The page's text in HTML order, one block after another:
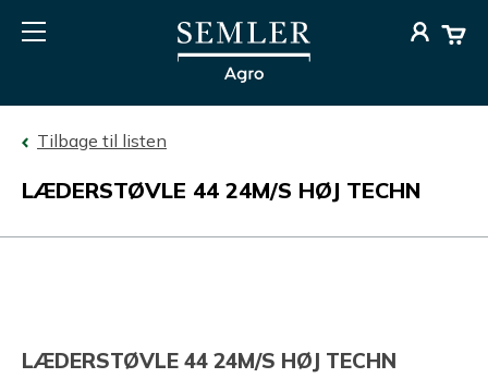
Tilbage til listen
LÆDERSTØVLE 44 24M/S HØJ TECHN
LÆDERSTØVLE 44 24M/S HØJ TECHN